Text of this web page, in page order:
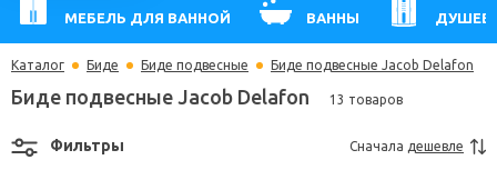
МЕБЕЛЬ ДЛЯ ВАННОЙ ВАННЫ
Каталог Биде Биде подвесные Биде подвесные Jacob Delafon
Биде подвесные Jacob Delafon 13 товаров
Фильтры Сначала дешевле